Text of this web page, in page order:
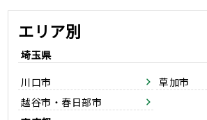
エリア別
埼玉県
川口市
草加市
越谷市・春日部市